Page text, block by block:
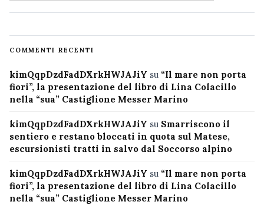
COMMENTI RECENTI
kimQqpDzdFadDXrkHWJAJiY su “Il mare non porta
fiori”, la presentazione del libro di Lina Colacillo
nella “sua” Castiglione Messer Marino
kimQqpDzdFadDXrkHWJAJiY su Smarriscono il
sentiero e restano bloccati in quota sul Matese,
escursionisti tratti in salvo dal Soccorso alpino
kimQqpDzdFadDXrkHWJAJiY su “Il mare non porta
fiori”, la presentazione del libro di Lina Colacillo
nella “sua” Castiglione Messer Marino